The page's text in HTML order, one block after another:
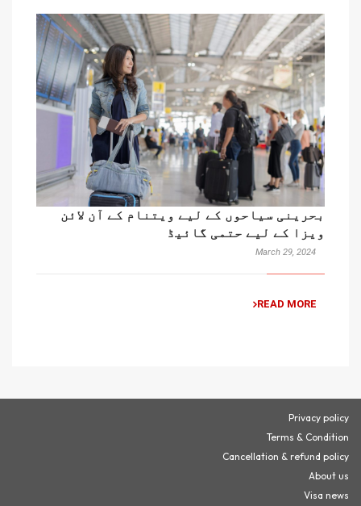
بحرینی سیاحوں کے لیے ویتنام کے آن لائن
ویزا کے لیے حتمی گائیڈ
March 29, 2024
READ MORE
Privacy policy
Terms & Condition
Cancellation & refund policy
About us
Visa news